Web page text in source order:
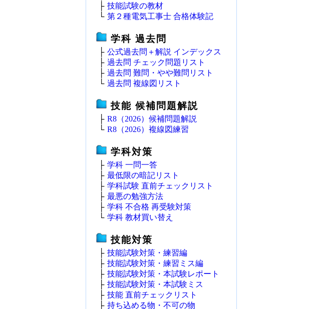
├ 技能試験の教材
└ 第２種電気工事士 合格体験記
学科 過去問
├ 公式過去問＋解説 インデックス
├ 過去問 チェック問題リスト
├ 過去問 難問・やや難問リスト
└ 過去問 複線図リスト
技能 候補問題解説
├ R8（2026）候補問題解説
└ R8（2026）複線図練習
学科対策
├ 学科 一問一答
├ 最低限の暗記リスト
├ 学科試験 直前チェックリスト
├ 最悪の勉強方法
├ 学科 不合格 再受験対策
└ 学科 教材買い替え
技能対策
├ 技能試験対策・練習編
├ 技能試験対策・練習ミス編
├ 技能試験対策・本試験レポート
├ 技能試験対策・本試験ミス
├ 技能 直前チェックリスト
├ 持ち込める物・不可の物